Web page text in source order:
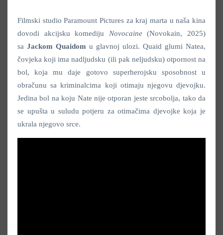
Filmski studio Paramount Pictures za kraj marta u naša kina
dovodi akcijsku komediju Novocaine(Novokain, 2025)
sa Jackom Quaidom u glavnoj ulozi. Quaid glumi Natea,
čovjeka koji ima nadljudsku (ili pak neljudsku) otpornost na
bol, koja mu daje gotovo superherojsku sposobnost u
obračunu sa kriminalcima koji otimaju njegovu djevojku.
Jedina bol na koju Nate nije otporan jeste srcobolja, tako da
se upušta u suludu potjeru za otimačima djevojke koja je
ukrala njegovo srce.